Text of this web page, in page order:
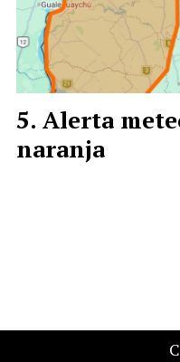
Alerta
naranja